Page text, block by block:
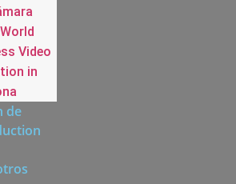
Video
in
de